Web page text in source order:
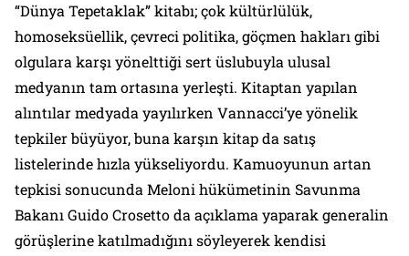
“Dünya Tepetaklak” kitabı; çok kültürlülük,
homoseksüellik, çevreci politika, göçmen hakları gibi
olgulara karşı yönelttiği sert üslubuyla ulusal
medyanın tam ortasına yerleşti. Kitaptan yapılan
alıntılar medyada yayılırken Vannacci’ye yönelik
tepkiler büyüyor, buna karşın kitap da satış
listelerinde hızla yükseliyordu. Kamuoyunun artan
tepkisi sonucunda Meloni hükümetinin Savunma
Bakanı Guido Crosetto da açıklama yaparak generalin
görüşlerine katılmadığını söyleyerek kendisi